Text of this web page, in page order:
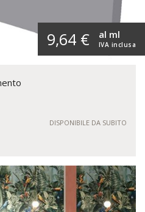
9,64 € IVA inclusa
al ml
DISPONIBILE DA SUBITO